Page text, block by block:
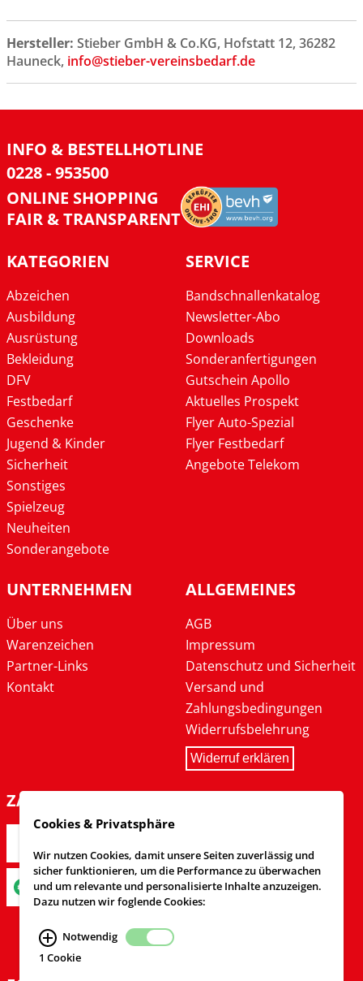
Hersteller: Stieber GmbH & Co.KG, Hofstatt 12, 36282
Hauneck, info@stieber-vereinsbedarf.de
INFO & BESTELLHOTLINE
0228 - 953500
ONLINE SHOPPING
FAIR & TRANSPARENT
KATEGORIEN
Abzeichen
Ausbildung
Ausrüstung
Bekleidung
DFV
Festbedarf
Geschenke
Jugend & Kinder
Sicherheit
Sonstiges
Spielzeug
Neuheiten
Sonderangebote
SERVICE
Bandschnallenkatalog
Newsletter-Abo
Downloads
Sonderanfertigungen
Gutschein Apollo
Aktuelles Prospekt
Flyer Auto-Spezial
Flyer Festbedarf
Angebote Telekom
UNTERNEHMEN
Über uns
Warenzeichen
Partner-Links
Kontakt
ALLGEMEINES
AGB
Impressum
Datenschutz und Sicherheit
Versand und
Zahlungsbedingungen
Widerrufsbelehrung
Widerruf erklären
ZAHLARTEN
Cookies & Privatsphäre
Wir nutzen Cookies, damit unsere Seiten zuverlässig und
sicher funktionieren, um die Performance zu überwachen
und um relevante und personalisierte Inhalte anzuzeigen.
Dazu nutzen wir foglende Cookies:
Notwendig
1 Cookie